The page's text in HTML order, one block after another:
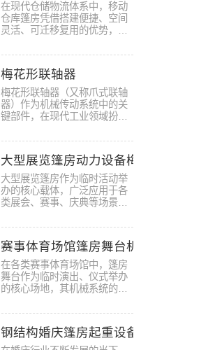
在现代仓储物流体系中，移动
仓库篷房凭借搭建便捷、空间
灵活、可迁移复用的优势，成
梅花形联轴器
梅花形联轴器（又称爪式联轴
器）作为机械传动系统中的关
键部件，在现代工业领域扮演
大型展览篷房动力设备梅花联轴器
大型展览篷房作为临时活动举
办的核心载体，广泛应用于各
类展会、赛事、庆典等场景，
赛事体育场馆篷房舞台机械梅花联
在各类赛事体育场馆中，篷房
舞台作为临时演出、仪式举办
的核心场地，其机械系统的稳
钢结构婚庆篷房起重设备梅花联轴